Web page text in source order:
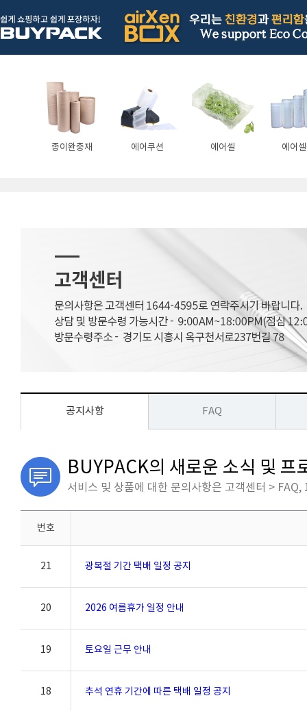
종이완충재 에어쿠션 에어셀 에어
공지사항 FAQ
BUYPACK의 새로운 소식 및 프
서비스 및 상품에 대한 문의사항은 고객센터 >
번호
21 광복절 기간 택배 일정 공지
20 2026 여름휴가 일정 안내
19 토요일 근무 안내
18 추석 연휴 기간에 따른 택배 일정 공지